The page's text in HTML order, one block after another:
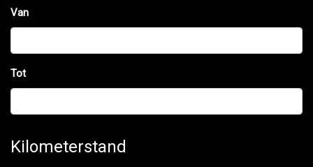
Van
Tot
Kilometerstand